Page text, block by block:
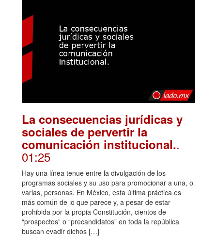
La consecuencias jurídicas y
sociales de pervertir la
comunicación institucional..
01:25
Hay una línea tenue entre la divulgación de los
programas sociales y su uso para promocionar a una, o
varias, personas. En México, esta última práctica es
más común de lo que parece y, a pesar de estar
prohibida por la propia Constitución, cientos de
“prospectos” o “precandidatos” en toda la república
buscan evadir dichos […]